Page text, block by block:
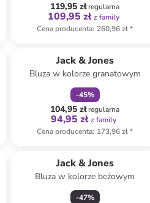
119,95 złregularna
109,95 zł z family
Cena producenta: 260,96 zł*
Jack & Jones
Bluza w kolorze granatowym
-45%
104,95 złregularna
94,95 zł z family
Cena producenta: 173,96 zł*
Jack & Jones
Bluza w kolorze beżowym
-47%